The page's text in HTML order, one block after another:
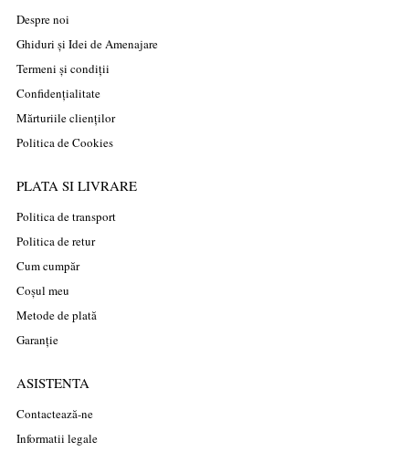
Despre noi
Ghiduri și Idei de Amenajare
Termeni și condiții
Confidențialitate
Mărturiile clienților
Politica de Cookies
PLATA SI LIVRARE
Politica de transport
Politica de retur
Cum cumpăr
Coșul meu
Metode de plată
Garanție
ASISTENTA
Contactează-ne
Informatii legale